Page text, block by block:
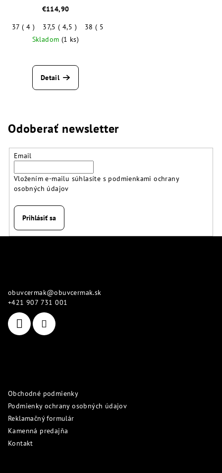
€114,90
37 ( 4 )
37,5 ( 4,5 ) 38 ( 5 )
Skladom (1 ks)
Detail
Odoberať newsletter
Email
Vložením e-mailu súhlasíte s podmienkami ochrany
osobných údajov
Prihlásiť sa
obuvcermak@obuvcermak.sk
+421 907 731 001
Obchodné podmienky
Podmienky ochrany osobných údajov
Reklamačný formulár
Kamenná predajňa
Kontakt